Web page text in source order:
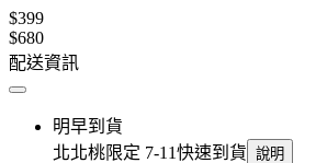
$399
$680
配送資訊
明早到貨
北北桃限定 7-11快速到貨 說明